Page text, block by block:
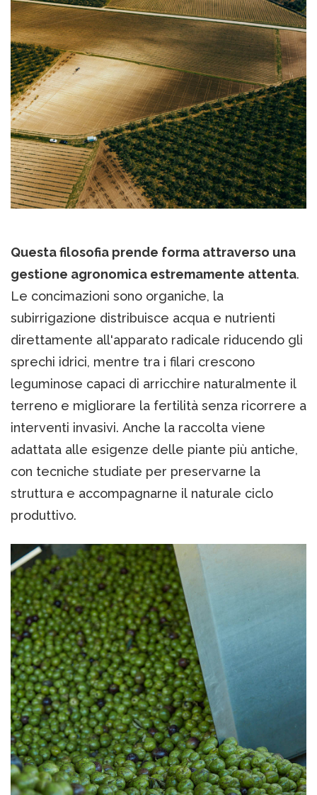
Questa filosofia prende forma attraverso una
gestione agronomica estremamente attenta.
Le concimazioni sono organiche, la
subirrigazione distribuisce acqua e nutrienti
direttamente all'apparato radicale riducendo gli
sprechi idrici, mentre tra i filari crescono
leguminose capaci di arricchire naturalmente il
terreno e migliorare la fertilità senza ricorrere a
interventi invasivi. Anche la raccolta viene
adattata alle esigenze delle piante più antiche,
con tecniche studiate per preservarne la
struttura e accompagnarne il naturale ciclo
produttivo.